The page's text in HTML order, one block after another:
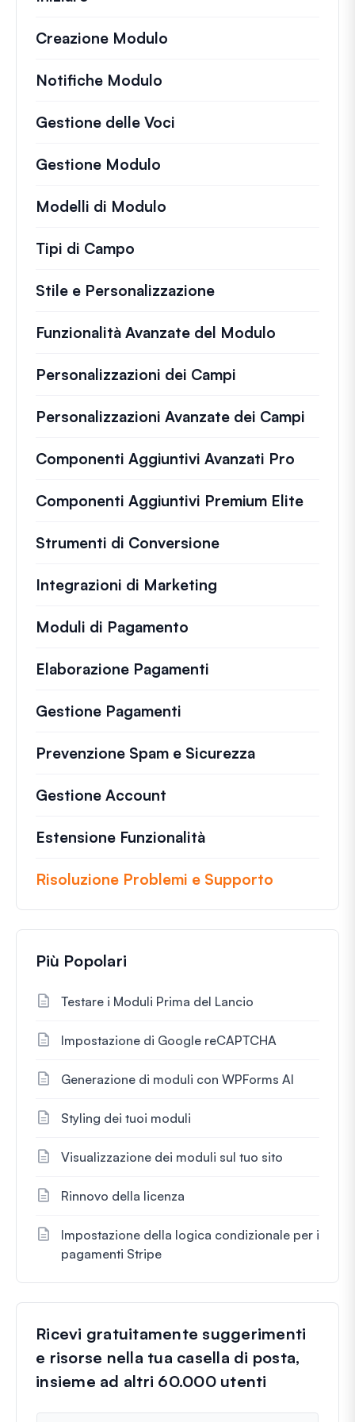
Creazione Modulo
Notifiche Modulo
Gestione delle Voci
Gestione Modulo
Modelli di Modulo
Tipi di Campo
Stile e Personalizzazione
Funzionalità Avanzate del Modulo
Personalizzazioni dei Campi
Personalizzazioni Avanzate dei Campi
Componenti Aggiuntivi Avanzati Pro
Componenti Aggiuntivi Premium Elite
Strumenti di Conversione
Integrazioni di Marketing
Moduli di Pagamento
Elaborazione Pagamenti
Gestione Pagamenti
Prevenzione Spam e Sicurezza
Gestione Account
Estensione Funzionalità
Risoluzione Problemi e Supporto
Più Popolari
Testare i Moduli Prima del Lancio
Impostazione di Google reCAPTCHA
Generazione di moduli con WPForms AI
Styling dei tuoi moduli
Visualizzazione dei moduli sul tuo sito
Rinnovo della licenza
Impostazione della logica condizionale per i
pagamenti Stripe
Ricevi gratuitamente suggerimenti
e risorse nella tua casella di posta,
insieme ad altri 60.000 utenti